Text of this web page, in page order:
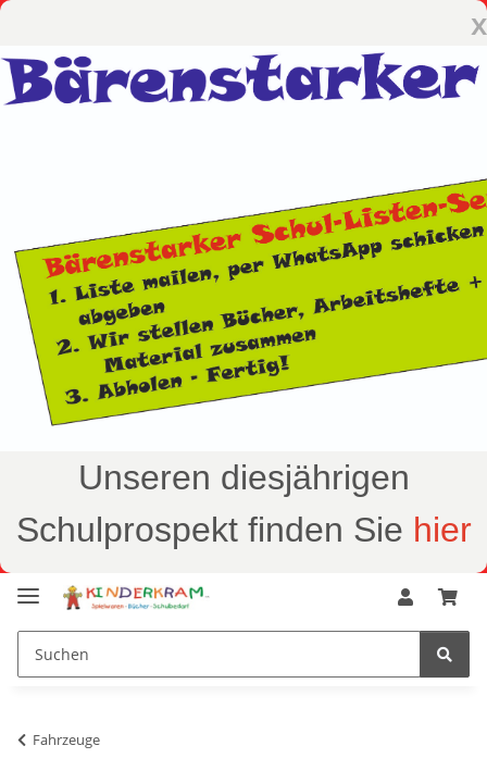
x
Unseren diesjährigen
Schulprospekt finden Sie hier
Fahrzeuge